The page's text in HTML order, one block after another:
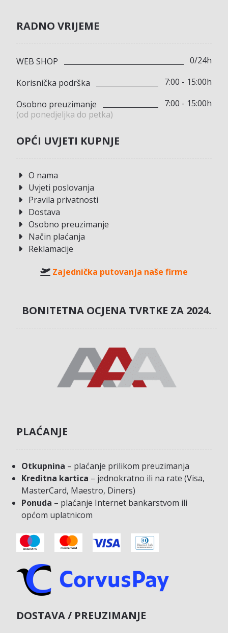
RADNO VRIJEME
WEB SHOP
0/24h
Korisnička podrška
7:00 - 15:00h
Osobno preuzimanje
(od ponedjeljka do petka)
7:00 - 15:00h
OPĆI UVJETI KUPNJE
O nama
Uvjeti poslovanja
Pravila privatnosti
Dostava
Osobno preuzimanje
Način plaćanja
Reklamacije
Zajednička putovanja naše firme
BONITETNA OCJENA TVRTKE ZA 2024.
PLAĆANJE
Otkupnina – plaćanje prilikom preuzimanja
Kreditna kartica – jednokratno ili na rate (Visa,
MasterCard, Maestro, Diners)
Ponuda – plaćanje Internet bankarstvom ili
općom uplatnicom
DOSTAVA / PREUZIMANJE